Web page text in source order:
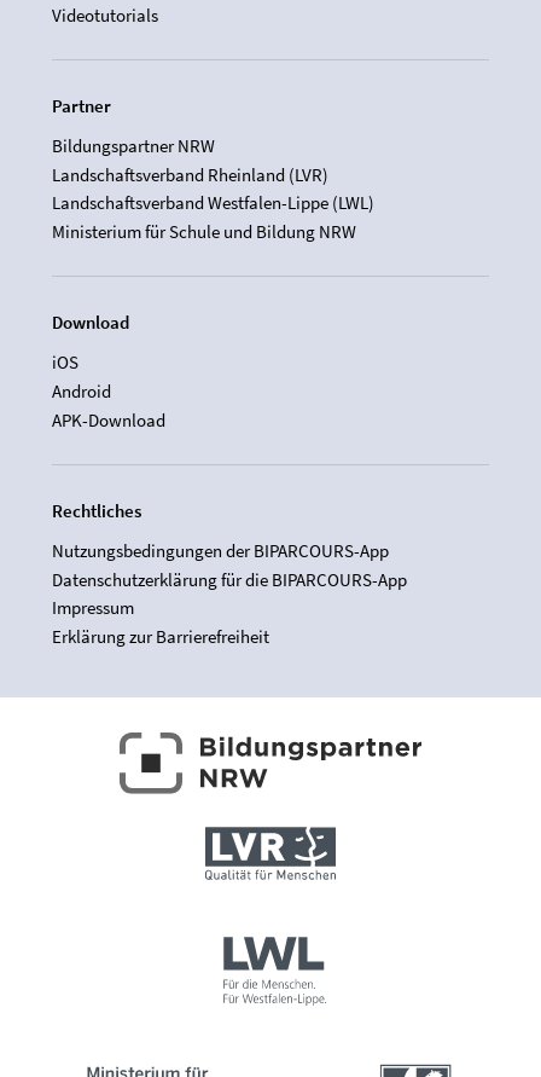
Videotutorials
Partner
Bildungspartner NRW
Landschaftsverband Rheinland (LVR)
Landschaftsverband Westfalen-Lippe (LWL)
Ministerium für Schule und Bildung NRW
Download
iOS
Android
APK-Download
Rechtliches
Nutzungsbedingungen der BIPARCOURS-App
Datenschutzerklärung für die BIPARCOURS-App
Impressum
Erklärung zur Barrierefreiheit